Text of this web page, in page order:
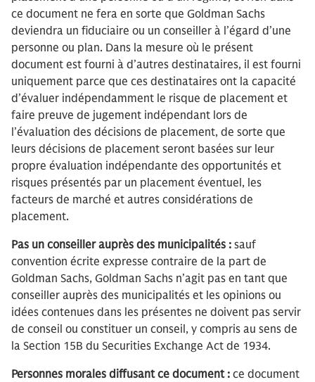
ce document ne fera en sorte que Goldman Sachs
deviendra un fiduciaire ou un conseiller à l’égard d’une
personne ou plan. Dans la mesure où le présent
document est fourni à d’autres destinataires, il est fourni
uniquement parce que ces destinataires ont la capacité
d’évaluer indépendamment le risque de placement et
faire preuve de jugement indépendant lors de
l’évaluation des décisions de placement, de sorte que
leurs décisions de placement seront basées sur leur
propre évaluation indépendante des opportunités et
risques présentés par un placement éventuel, les
facteurs de marché et autres considérations de
placement.
Pas un conseiller auprès des municipalités : sauf
convention écrite expresse contraire de la part de
Goldman Sachs, Goldman Sachs n’agit pas en tant que
conseiller auprès des municipalités et les opinions ou
idées contenues dans les présentes ne doivent pas servir
de conseil ou constituer un conseil, y compris au sens de
la Section 15B du Securities Exchange Act de 1934.
Personnes morales diffusant ce document : ce document